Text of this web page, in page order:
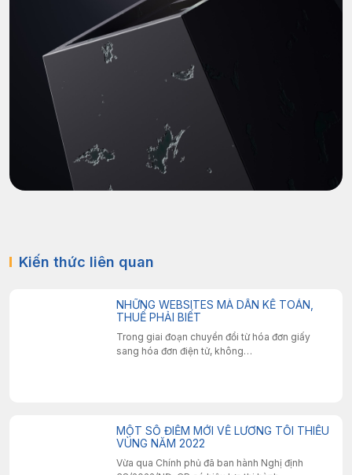
Kiến thức liên quan
NHỮNG WEBSITES MÀ DÂN KẾ TOÁN,
THUẾ PHẢI BIẾT
Trong giai đoạn chuyển đổi từ hóa đơn giấy
sang hóa đơn điện tử, không…
MỘT SỐ ĐIỂM MỚI VỀ LƯƠNG TỐI THIỂU
VÙNG NĂM 2022
Vừa qua Chính phủ đã ban hành Nghị định